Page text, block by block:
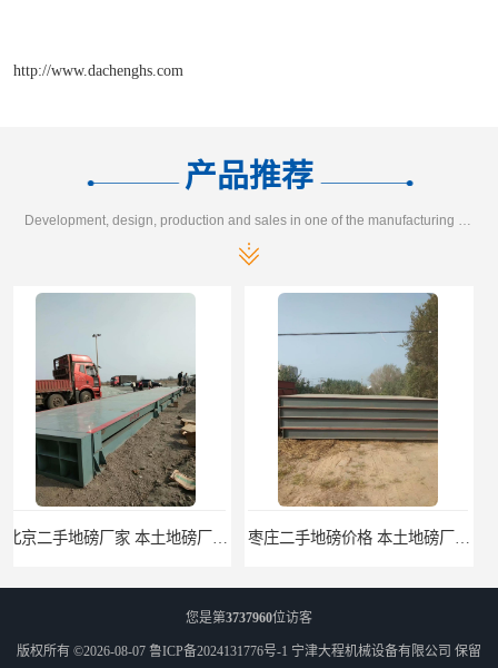
http://www.dachenghs.com
产品推荐
滨州二手地磅价格 价格优惠
您是第3737960位访客
版权所有 ©2026-08-07 鲁ICP备2024131776号-1 宁津大程机械设备有限公司 保留